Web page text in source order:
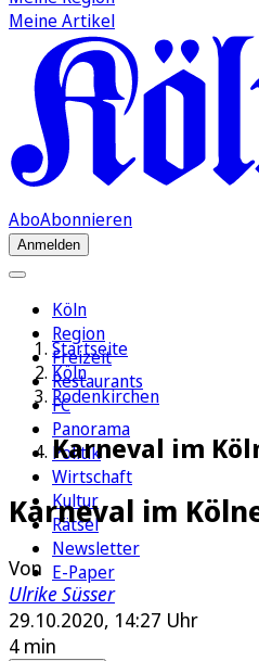
Meine Artikel
AboAbonnieren
Anmelden
Köln
Region
Freizeit
Restaurants
FC
Panorama
Politik
Wirtschaft
Kultur
Rätsel
Newsletter
E-Paper
Startseite
Köln
Rodenkirchen
Karneval im
Karneval im
Von
Ulrike Süsser
29.10.2020, 14:27 Uhr
4 min